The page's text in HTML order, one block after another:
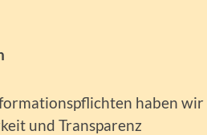
haben wir
und Transparenz